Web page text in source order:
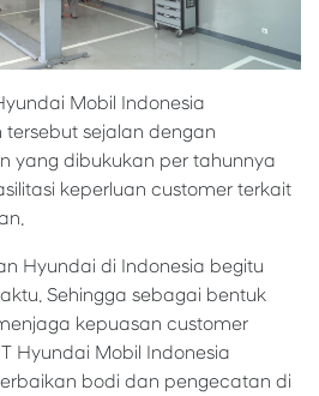
Mobil Indonesia
sejalan dengan
yang dibukukan per tahunnya
keperluan customer terkait
Hyundai di Indonesia begitu
Sehingga sebagai bentuk
kepuasan customer
Hyundai Mobil Indonesia
bodi dan pengecatan di